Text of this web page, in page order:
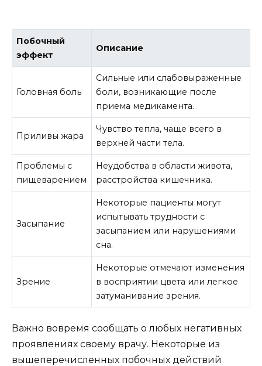
Побочный
эффект
Описание
Головная боль
Сильные или слабовыраженные
боли, возникающие после
приема медикамента.
Приливы жара
Чувство тепла, чаще всего в
верхней части тела.
Проблемы с
пищеварением
Неудобства в области живота,
расстройства кишечника.
Засыпание
Некоторые пациенты могут
испытывать трудности с
засыпанием или нарушениями
сна.
Зрение
Некоторые отмечают изменения
в восприятии цвета или легкое
затуманивание зрения.
Важно вовремя сообщать о любых негативных
проявлениях своему врачу. Некоторые из
вышеперечисленных побочных действий